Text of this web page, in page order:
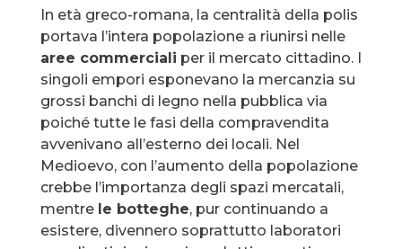
In età greco-romana, la centralità della polis
portava l’intera popolazione a riunirsi nelle
aree commerciali per il mercato cittadino. I
singoli empori esponevano la mercanzia su
grossi banchi di legno nella pubblica via
poiché tutte le fasi della compravendita
avvenivano all’esterno dei locali. Nel
Medioevo, con l’aumento della popolazione
crebbe l’importanza degli spazi mercatali,
mentre le botteghe, pur continuando a
esistere, divennero soprattutto laboratori